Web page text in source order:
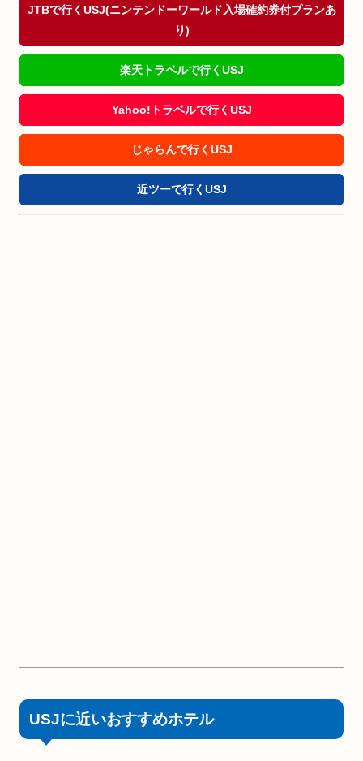
JTBで行くUSJ(ニンテンドーワールド入場確約券付プランあ
り)
楽天トラベルで行くUSJ
Yahoo!トラベルで行くUSJ
じゃらんで行くUSJ
近ツーで行くUSJ
USJに近いおすすめホテル